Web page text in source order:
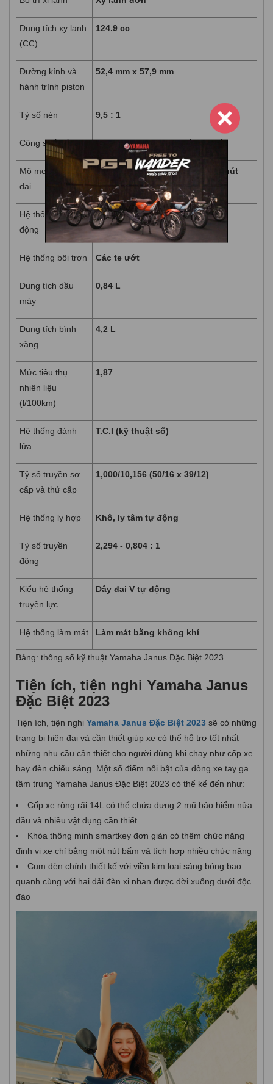
Dung tích xy lanh
(CC)
124.9 cc
Đường kính và
hành trình piston
52,4 mm x 57,9 mm
Tỷ số nén 9,5 : 1
Công suất tối đa 7,0 kW (9,5 ps)/8.000 vòng/phút
Mô men xoắn cực
đại
9.6 Nm (1.0 kgf-m)/5500 vòng/phút
Hệ thống khởi
động
Điện
Hệ thống bôi trơn Các te ướt
Dung tích dầu
máy
0,84 L
Dung tích bình
xăng
4,2 L
Mức tiêu thụ
nhiên liệu
(l/100km)
1,87
Hệ thống đánh
lửa
T.C.I (kỹ thuật số)
Tỷ số truyền sơ
cấp và thứ cấp
1,000/10,156 (50/16 x 39/12)
Hệ thống ly hợp Khô, ly tâm tự động
Tỷ số truyền
động
2,294 - 0,804 : 1
Kiểu hệ thống
truyền lực
Dây đai V tự động
Hệ thống làm mát Làm mát bằng không khí
Bảng: thông số kỹ thuật Yamaha Janus Đặc Biệt 2023
Tiện ích, tiện nghi Yamaha Janus
Đặc Biệt 2023
Tiện ích, tiện nghi Yamaha Janus Đặc Biệt 2023 sẽ có những
trang bị hiện đại và cần thiết giúp xe có thể hỗ trợ tốt nhất
những nhu cầu cần thiết cho người dùng khi chạy như cốp xe
hay đèn chiếu sáng. Một số điểm nổi bật của dòng xe tay ga
tầm trung Yamaha Janus Đặc Biệt 2023 có thể kể đến như:
Cốp xe rộng rãi 14L có thể chứa đựng 2 mũ bảo hiểm nửa
đầu và nhiều vật dụng cần thiết
Khóa thông minh smartkey đơn giản có thêm chức năng
định vị xe chỉ bằng một nút bấm và tích hợp nhiều chức năng
Cụm đèn chính thiết kế với viền kim loại sáng bóng bao
quanh cùng với hai dải đèn xi nhan được dời xuống dưới độc
đáo